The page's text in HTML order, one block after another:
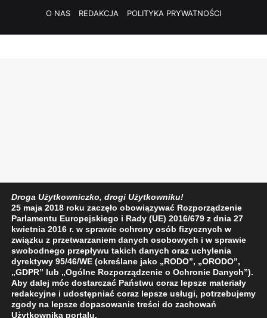
O NAS
REDAKCJA POLITYKA PRYWATNOŚCI
Droga Użytkowniczko, drogi Użytkowniku!
25 maja 2018 roku zaczęło obowiązywać Rozporządzenie
Parlamentu Europejskiego i Rady (UE) 2016/679 z dnia 27
kwietnia 2016 r. w sprawie ochrony osób fizycznych w
związku z przetwarzaniem danych osobowych i w sprawie
swobodnego przepływu takich danych oraz uchylenia
dyrektywy 95/46/WE (określane jako „RODO”, „ORODO”,
„GDPR” lub „Ogólne Rozporządzenie o Ochronie Danych”).
Aby dalej móc dostarczać Państwu coraz lepsze materiały
redakcyjne i udostępniać coraz lepsze usługi, potrzebujemy
zgody na lepsze dopasowanie treści do zachowań
Użytkownika portalu.